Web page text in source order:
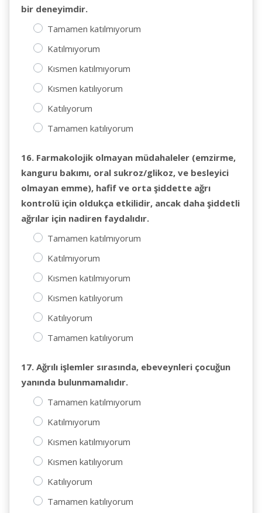
bir deneyimdir.
Tamamen katılmıyorum
Katılmıyorum
Kısmen katılmıyorum
Kısmen katılıyorum
Katılıyorum
Tamamen katılıyorum
16. Farmakolojik olmayan müdahaleler (emzirme,
kanguru bakımı, oral sukroz/glikoz, ve besleyici
olmayan emme), hafif ve orta şiddette ağrı
kontrolü için oldukça etkilidir, ancak daha şiddetli
ağrılar için nadiren faydalıdır.
Tamamen katılmıyorum
Katılmıyorum
Kısmen katılmıyorum
Kısmen katılıyorum
Katılıyorum
Tamamen katılıyorum
17. Ağrılı işlemler sırasında, ebeveynleri çocuğun
yanında bulunmamalıdır.
Tamamen katılmıyorum
Katılmıyorum
Kısmen katılmıyorum
Kısmen katılıyorum
Katılıyorum
Tamamen katılıyorum